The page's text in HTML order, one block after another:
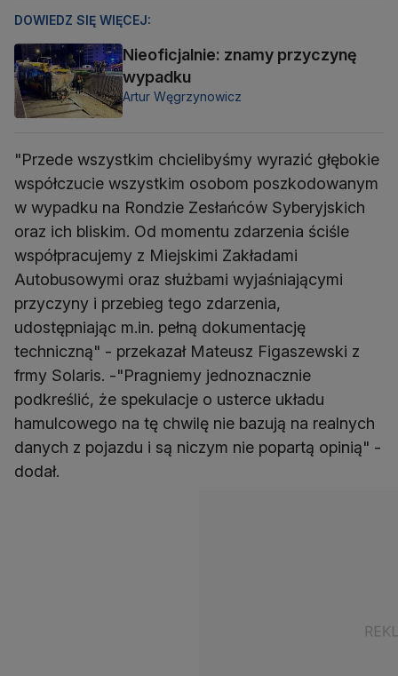
DOWIEDZ SIĘ WIĘCEJ:
Nieoficjalnie: znamy przyczynę
wypadku
Artur Węgrzynowicz
"Przede wszystkim chcielibyśmy wyrazić głębokie
współczucie wszystkim osobom poszkodowanym
w wypadku na Rondzie Zesłańców Syberyjskich
oraz ich bliskim. Od momentu zdarzenia ściśle
współpracujemy z Miejskimi Zakładami
Autobusowymi oraz służbami wyjaśniającymi
przyczyny i przebieg tego zdarzenia,
udostępniając m.in. pełną dokumentację
techniczną" - przekazał Mateusz Figaszewski z
frmy Solaris. -"Pragniemy jednoznacznie
podkreślić, że spekulacje o usterce układu
hamulcowego na tę chwilę nie bazują na realnych
danych z pojazdu i są niczym nie popartą opinią" -
dodał.